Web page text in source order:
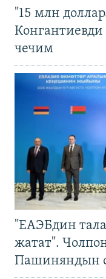
"15 млн
Конгантиевди
чечим
"ЕАЭБдин
жатат".
Пашиняндын